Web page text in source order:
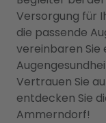
Versorgung für
die passende
vereinbaren Sie
Vertrauen Sie
entdecken Sie
Ammerndorf!